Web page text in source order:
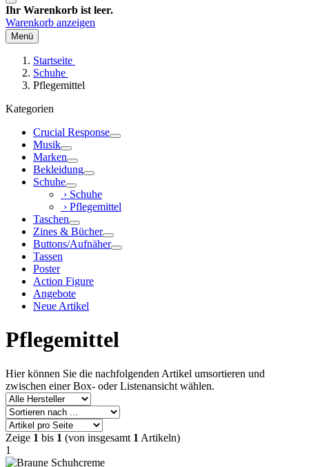
Ihr Warenkorb ist leer.
Warenkorb anzeigen
Menü
Startseite
Schuhe
Pflegemittel
Kategorien
Crucial Response
Musik
Marken
Bekleidung
Schuhe
› Schuhe
› Pflegemittel
Taschen
Zines & Bücher
Buttons/Aufnäher
Tassen
Poster
Action Figure
Angebote
Neue Artikel
Pflegemittel
Hier können Sie die nachfolgenden Artikel umsortieren und
zwischen einer Box- oder Listenansicht wählen.
Zeige 1 bis 1 (von insgesamt 1 Artikeln)
1